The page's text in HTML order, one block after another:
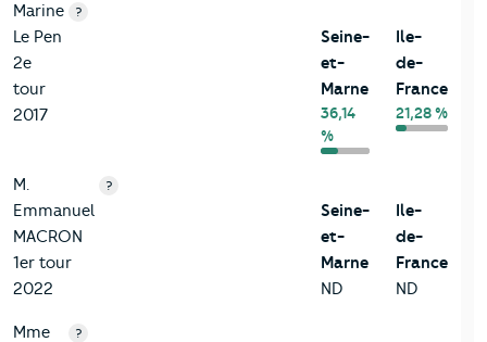
Marine
Le Pen
2e
tour
2017
?
Seine-
et-
Marne
36,14
%
Ile-
de-
France
21,28 %
M.
Emmanuel
MACRON
1er tour
2022
?
Seine-
et-
Marne
ND
Ile-
de-
France
ND
Mme
?